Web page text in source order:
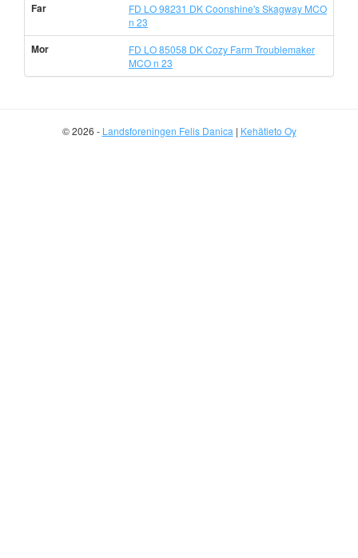
Far
FD LO 98231 DK Coonshine's Skagway MCO
n 23
Mor
FD LO 85058 DK Cozy Farm Troublemaker
MCO n 23
© 2026 - Landsforeningen Felis Danica | Kehätieto Oy